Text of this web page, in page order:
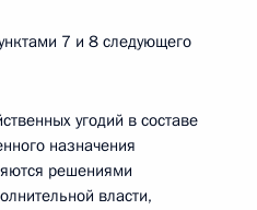
7 и 8 следующего
угодий в составе
назначения
решениями
власти,